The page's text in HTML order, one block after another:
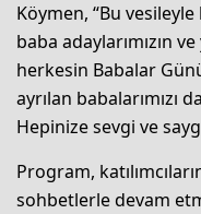
Köymen, “Bu
baba adaylarımızın
herkesin Babalar
ayrılan babalarımızı
Hepinize sevgi ve
Program,
sohbetlerle devam